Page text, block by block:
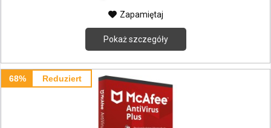
Zapamiętaj
Pokaż szczegóły
68% Reduziert